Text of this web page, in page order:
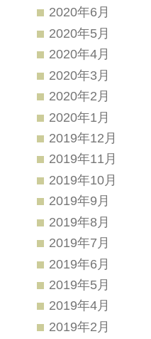
2020年6月
2020年5月
2020年4月
2020年3月
2020年2月
2020年1月
2019年12月
2019年11月
2019年10月
2019年9月
2019年8月
2019年7月
2019年6月
2019年5月
2019年4月
2019年2月